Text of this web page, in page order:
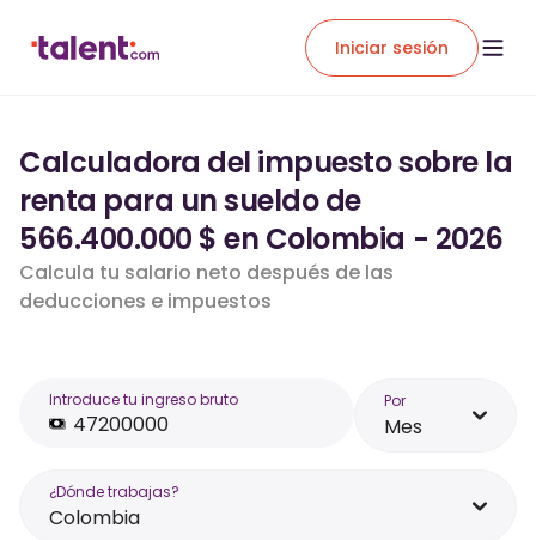
Iniciar sesión
Calculadora del impuesto sobre la
renta para un sueldo de
566.400.000 $ en Colombia - 2026
Calcula tu salario neto después de las
deducciones e impuestos
Introduce tu ingreso bruto Por
Mes
¿Dónde trabajas?
Colombia